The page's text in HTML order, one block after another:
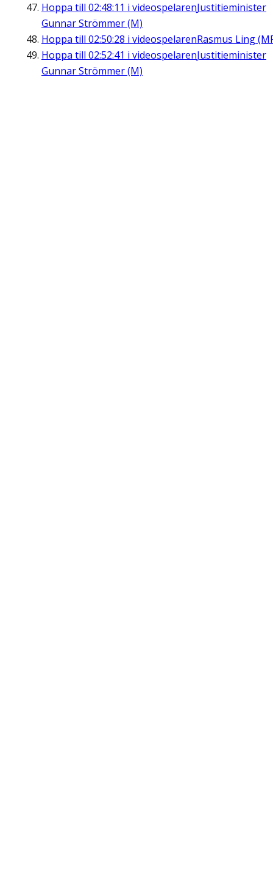
Hoppa till 02:48:11 i videospelarenJustitieminister
Gunnar Strömmer (M)
Hoppa till 02:50:28 i videospelarenRasmus Ling
Hoppa till 02:52:41 i videospelarenJustitieminister
Gunnar Strömmer (M)